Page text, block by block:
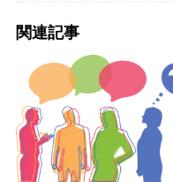
関連記事